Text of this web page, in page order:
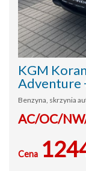
KGM
Adventure
Benzyna, skrzynia
AC/OC/
Cena